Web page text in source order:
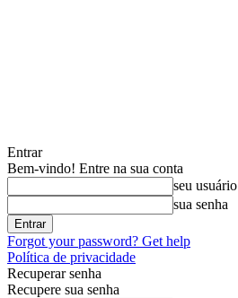
Entrar
Bem-vindo! Entre na sua conta
seu usuário
sua senha
Forgot your password? Get help
Política de privacidade
Recuperar senha
Recupere sua senha